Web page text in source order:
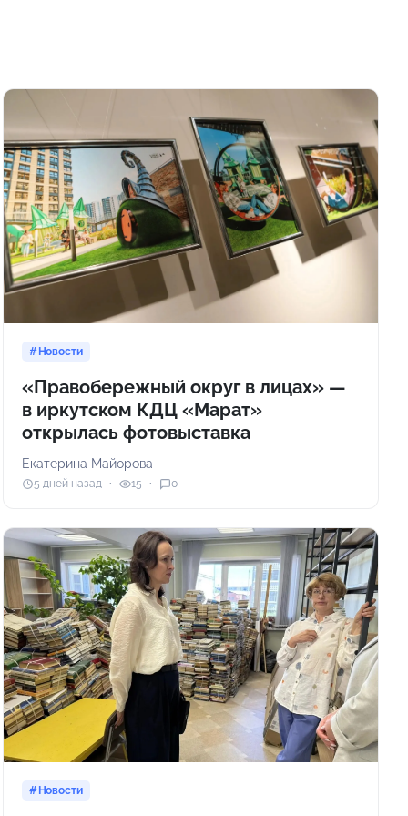
Новости
«Правобережный округ в лицах» —
в иркутском КДЦ «Марат»
открылась фотовыставка
Екатерина Майорова
5 дней назад 15 0
Новости